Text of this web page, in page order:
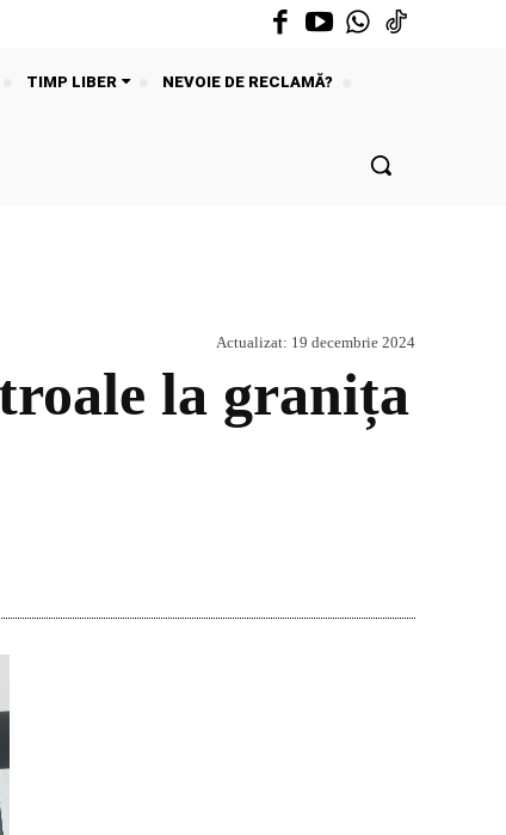
TIMP LIBER
NEVOIE DE RECLAMĂ?
Actualizat: 19 decembrie 2024
la granița